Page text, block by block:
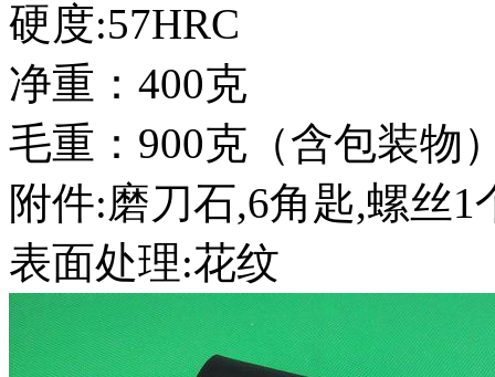
硬度:57HRC
净重：400克
毛重：900克（含包装物
附件:磨刀石,6角匙,螺丝1
表面处理:花纹